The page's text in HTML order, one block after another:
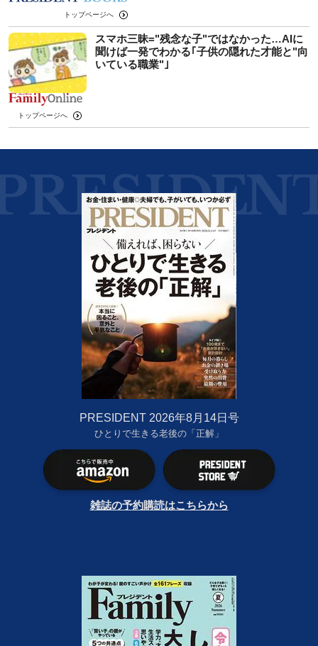
トップページへ
スマホ三昧="残念な子"ではなかった…AIに
聞けば一発でわかる｢子供の隠れた才能と"向
いている職業"｣
トップページへ
PRESIDENT 2026年8月14日号
ひとりで生きる老後の「正解」
雑誌の予約購読はこちらから